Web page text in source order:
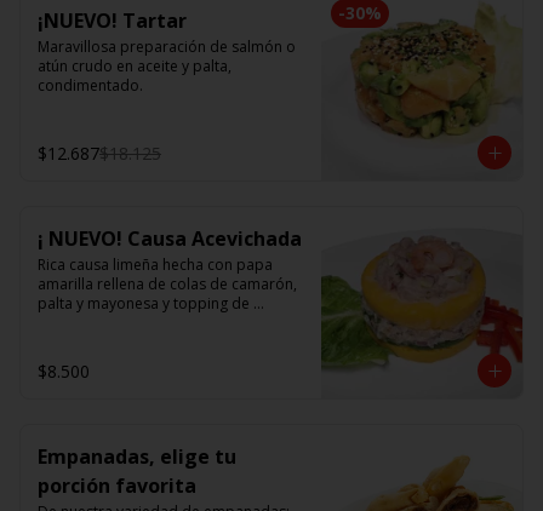
-30%
¡NUEVO! Tartar
Maravillosa preparación de salmón o
atún crudo en aceite y palta,
condimentado.
$12.687$18.125
¡ NUEVO! Causa Acevichada
Rica causa limeña hecha con papa
amarilla rellena de colas de camarón,
palta y mayonesa y topping de
$8.500
Empanadas, elige tu
porción favorita